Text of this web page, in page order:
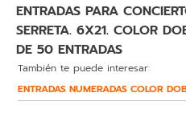
ENTRADAS PARA
SERRETA. 6X21. COLOR
DE 50 ENTRADAS
También te puede interesar:
ENTRADAS NUMERADAS COLOR